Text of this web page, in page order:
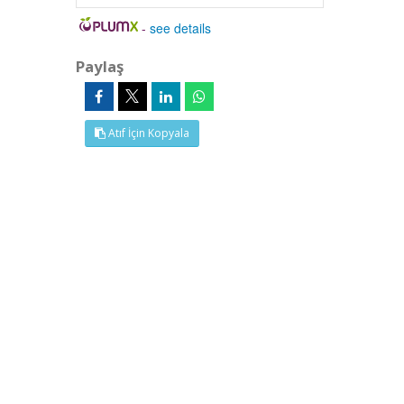
-see details
Paylaş
Atıf İçin Kopyala